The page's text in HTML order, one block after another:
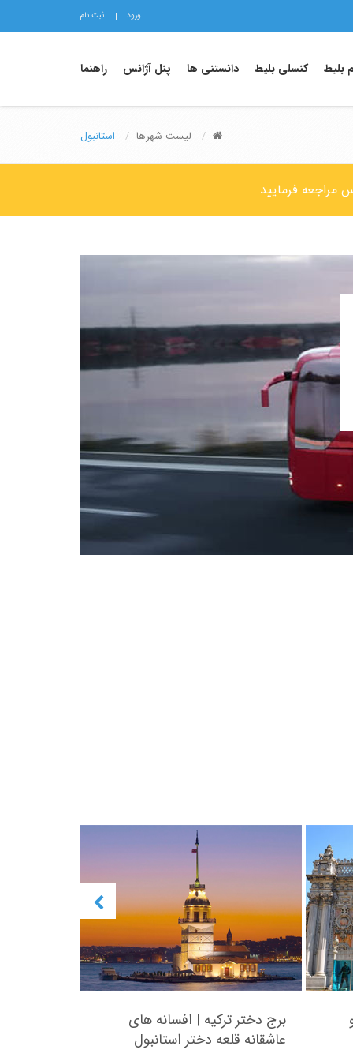
ورود ثبت نام
بلیط کنسلی بلیط دانستنی ها پنل آژانس راهنما
لیست شهرها استانبول
مراجعه فرمایید
برج دختر ترکیه | افسانه های
عاشقانه قلعه دختر استانبول